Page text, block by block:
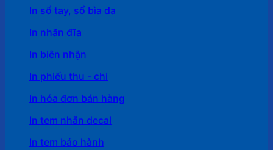
In sổ tay, sổ bìa da
In nhãn đĩa
In biên nhận
In phiếu thu - chi
In hóa đơn bán hàng
In tem nhãn decal
In tem bảo hành